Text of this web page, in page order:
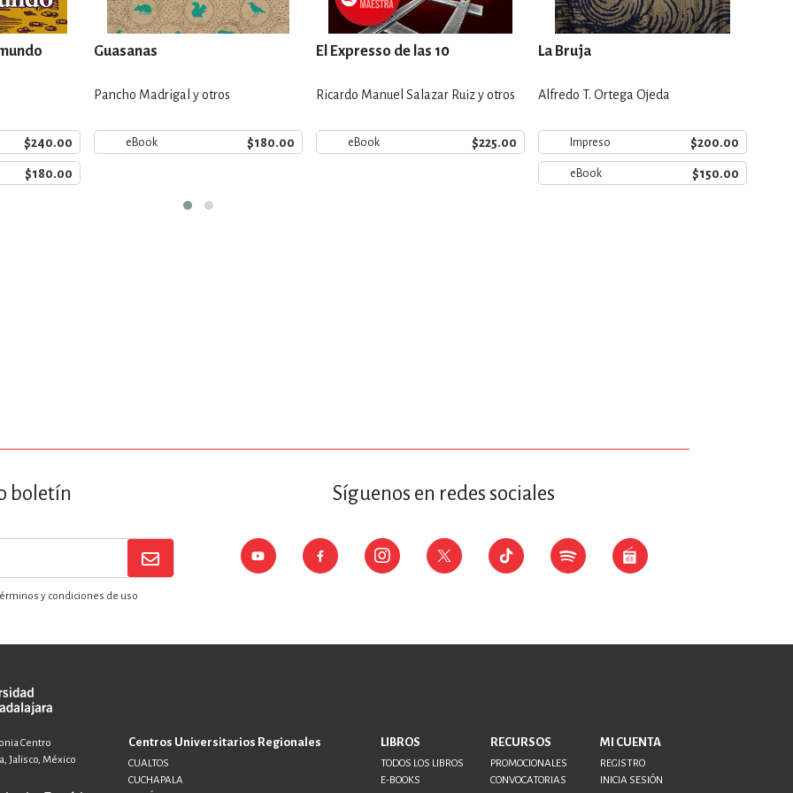
$240.00
$180.00
Guasanas
Pancho Madrigal y otros
eBook $180.00
El Expresso de las 10
Ricardo Manuel Salazar Ruiz y otros
eBook $225.00
La Bruja
Alfredo T. Ortega Ojeda
Impreso $200.00
eBook $150.00
boletín
y condiciones de uso
Síguenos en redes sociales
Centro
Jalisco, México
Centros Universitarios Regionales
CUALTOS
CUCHAPALA
LIBROS
TODOS LOS LIBROS
E-BOOKS
RECURSOS
PROMOCIONALES
CONVOCATORIAS
MI CUENTA
REGISTRO
INICIA SESIÓN